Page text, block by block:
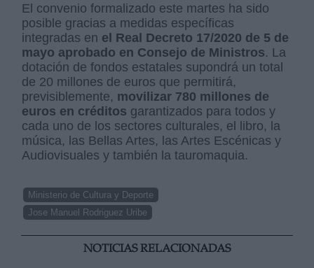
El convenio formalizado este martes ha sido
posible gracias a medidas específicas
integradas en el Real Decreto 17/2020 de 5 de
mayo aprobado en Consejo de Ministros. La
dotación de fondos estatales supondrá un total
de 20 millones de euros que permitirá,
previsiblemente, movilizar 780 millones de
euros en créditos garantizados para todos y
cada uno de los sectores culturales, el libro, la
música, las Bellas Artes, las Artes Escénicas y
Audiovisuales y también la tauromaquia.
Ministerio de Cultura y Deporte
Jose Manuel Rodriguez Uribe
NOTICIAS RELACIONADAS